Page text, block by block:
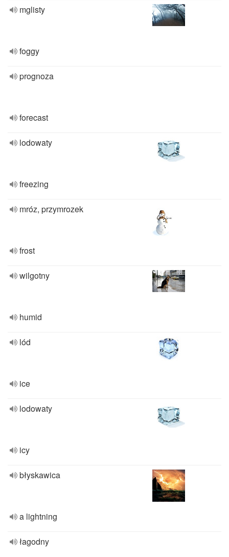
mglisty
foggy
prognoza
forecast
lodowaty
freezing
mróz, przymrozek
frost
wilgotny
humid
lód
ice
lodowaty
icy
błyskawica
a lightning
łagodny